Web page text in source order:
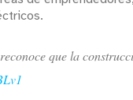
que la